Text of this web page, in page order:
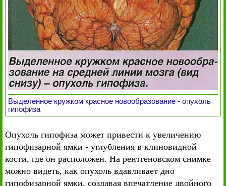
Выделенное кружком красное новообразование - опухоль
гипофиза
Опухоль гипофиза может привести к увеличению
гипофизарной ямки - углубления в клиновидной
кости, где он расположен. На рентгеновском снимке
можно видеть, как опухоль вдавливает дно
гипофизарной ямки, создавая впечатление двойного